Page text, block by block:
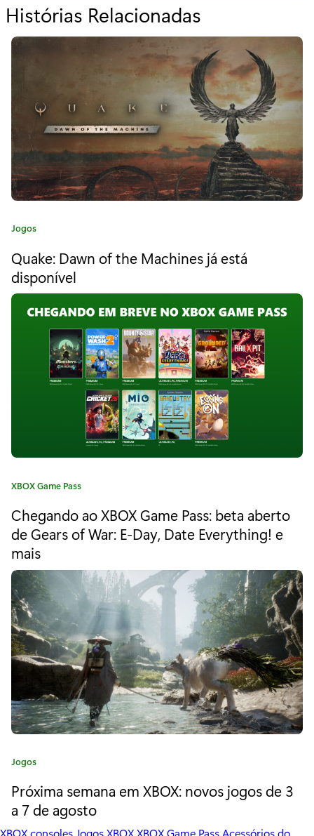
Histórias Relacionadas
a
r
a
“
T
h
e
t
c
h
e
r
I
V
:
a
z
e
n
d
o
C
i
r
m
u
C
t
e
o
Jogos
Quake: Dawn of the Machines já está
disponível
C
t
e
o
r
i
a
:
XBOX Game Pass
Chegando ao XBOX Game Pass: beta aberto
de Gears of War: E-Day, Date Everything! e
mais
C
t
e
Jogos
Próxima semana em XBOX: novos jogos de 3
a 7 de agosto
XBOX consoles Jogos XBOXXBOX Game Pass Acessórios do